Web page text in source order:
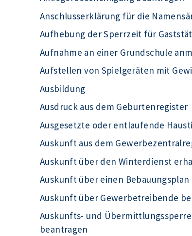
Anschlusserklärung für die
Aufhebung der Sperrzeit für
Aufnahme an einer Grundschule
Aufstellen von Spielgeräten mit
Ausbildung
Ausdruck aus dem Geburtenregister
Ausgesetzte oder entlaufende
Auskunft aus dem
Auskunft über den Winterdienst
Auskunft über einen
Auskunft über Gewerbetreibende
Auskunfts- und
beantragen